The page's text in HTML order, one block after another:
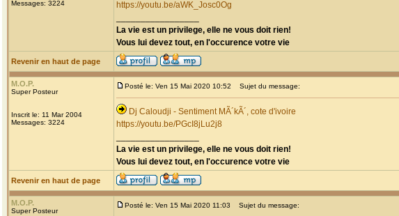
Messages: 3224
https://youtu.be/aWK_Josc0Og
La vie est un privilege, elle ne vous doit rien!
Vous lui devez tout, en l'occurence votre vie
Revenir en haut de page
M.O.P.
Super Posteur
Inscrit le: 11 Mar 2004
Messages: 3224
Posté le: Ven 15 Mai 2020 10:52 Sujet du message:
Dj Caloudji - Sentiment MÃ´kÃ´, cote d'ivoire
https://youtu.be/PGcI8jLu2j8
La vie est un privilege, elle ne vous doit rien!
Vous lui devez tout, en l'occurence votre vie
Revenir en haut de page
M.O.P.
Super Posteur
Posté le: Ven 15 Mai 2020 11:03 Sujet du message: